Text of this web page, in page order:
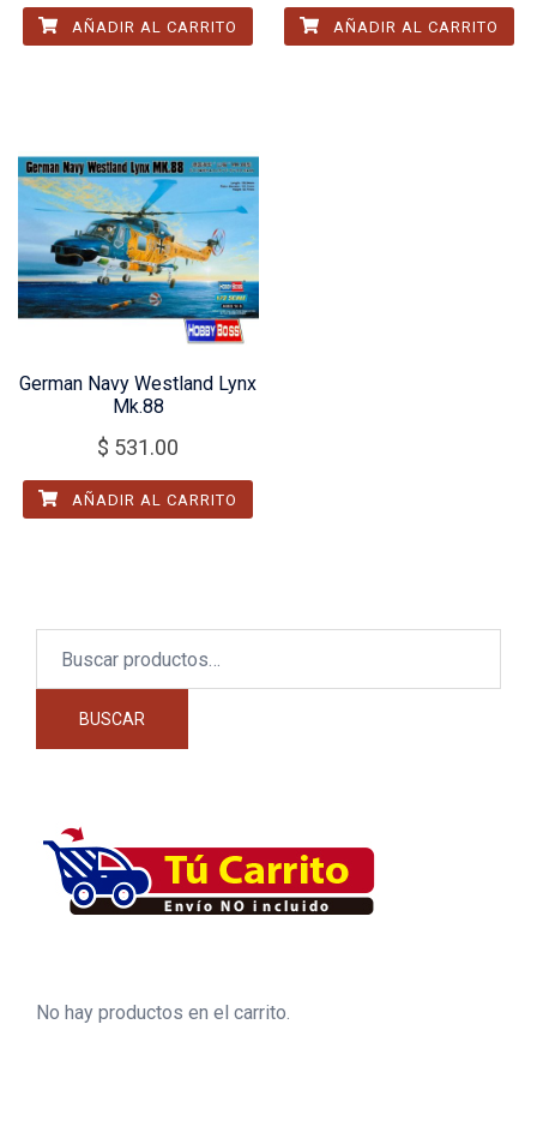
AÑADIR AL CARRITO AÑADIR AL CARRITO
German Navy Westland Lynx
Mk.88
$ 531.00
AÑADIR AL CARRITO
BUSCAR
No hay productos en el carrito.